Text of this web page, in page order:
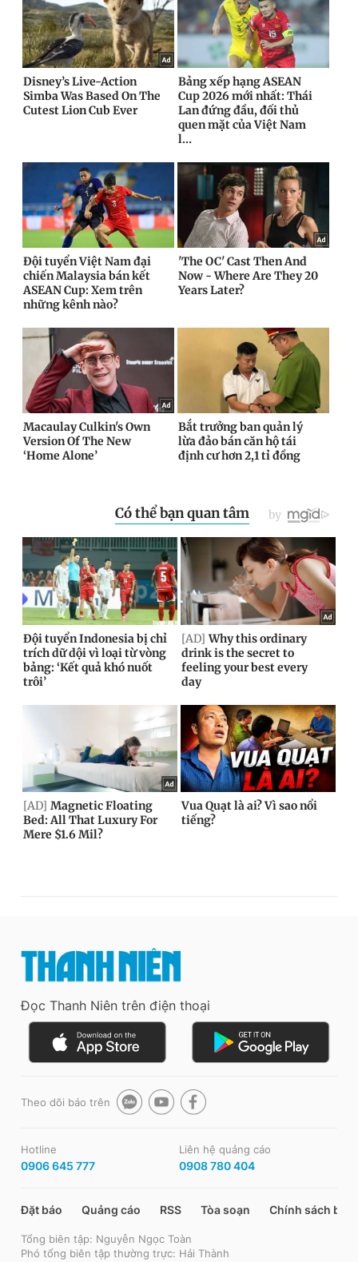
Đọc Thanh Niên trên điện thoại
Theo dõi báo trên
Hotline
0906 645 777
Liên hệ quảng cáo
0908 780 404
Đặt báo Quảng cáo RSS Tòa soạn Chính sách bảo
Tổng biên tập: Nguyễn Ngọc Toàn
Phó tổng biên tập thường trực: Hải Thành